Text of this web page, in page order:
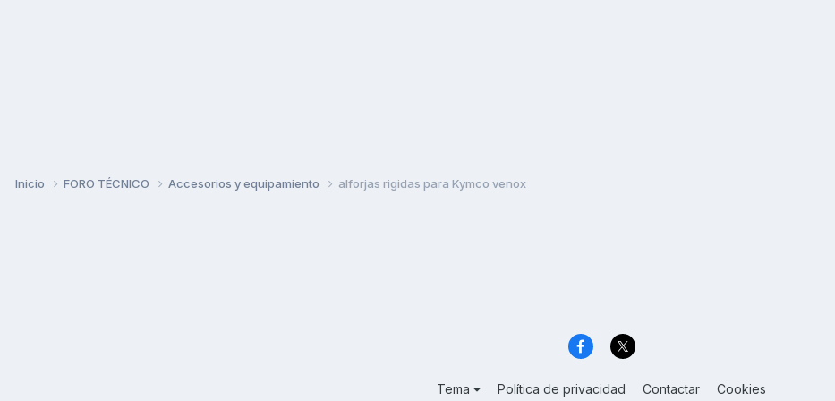
Inicio FORO TÉCNICO Accesorios y equipamiento alforjas rigidas para Kymco venox
Tema Política de privacidad Contactar Cookies